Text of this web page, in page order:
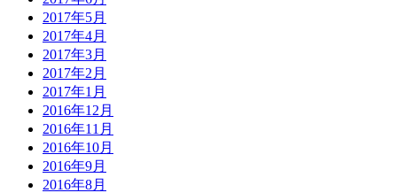
2017年5月
2017年4月
2017年3月
2017年2月
2017年1月
2016年12月
2016年11月
2016年10月
2016年9月
2016年8月